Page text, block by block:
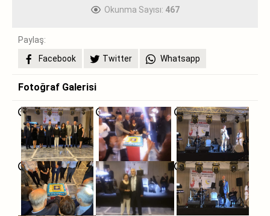
Okunma Sayısı: 467
Paylaş:
Facebook
Twitter Whatsapp
Fotoğraf Galerisi